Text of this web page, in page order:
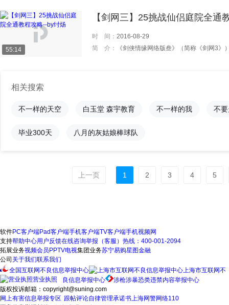
55:14
【剑网三】25挑战仙侣庭院全通
时 间： 2016-08-29
简 介：
《剑侠情缘网络版叁》（简称《剑网3》）是由金山软件西山居开发，金山运营的3D武侠角色扮演网游。《剑网3》凭借大规模的地形植被渲染技术、大量的场景光影特效和
相关搜索
不一样的天空 白玉堂 森宇教育 不一样的我 不
毕业300天 八月的灰姑娘棒球队
上一页 1 2 3 4 5
软件PC客户端Pad客户端手机客户端TV客户端手机视频网
支持帮助中心用户反馈在线咨询举报（客服）热线：400-001-2094
拓展业务视频会员 PPTV电视集团业务苏宁易购星图金融
公司 关于我们联系我们
全国互联网不良信息举报中心
上海市互联网不
良信息举报中心
涉枪涉暴恐类违禁内容举报中心
营业执照
版权投诉邮箱：copyright@suning.com
跟帖评论自律管理承诺书
网上有害信息举报专区
上海网警网络110